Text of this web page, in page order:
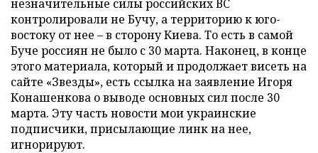
незначительные силы российских ВС
контролировали не Бучу, а территорию к юго-
востоку от нее – в сторону Киева. То есть в самой
Буче россиян не было с 30 марта. Наконец, в конце
этого материала, который и продолжает висеть на
сайте «Звезды», есть ссылка на заявление Игоря
Конашенкова о выводе основных сил после 30
марта. Эту часть новости мои украинские
подписчики, присылающие линк на нее,
игнорируют.